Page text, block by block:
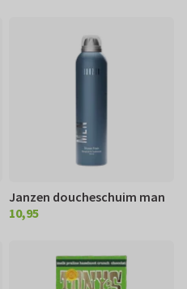
Janzen doucheschuim man
€ 10,95
10,95